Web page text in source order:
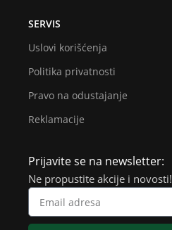
SERVIS
Uslovi korišćenja
Politika privatnosti
Pravo na odustajanje
Reklamacije
Prijavite se na newsletter:
Ne propustite akcije i novosti!